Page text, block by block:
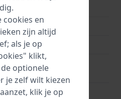
Zwart
Gesp vouwsluiting
Zilver
75 mm
120 mm
cookies en
zijn altijd
als je op
klikt,
optionele
je zelf wilt kiezen
klik je op